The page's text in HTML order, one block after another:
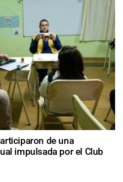
de una
impulsada por el Club